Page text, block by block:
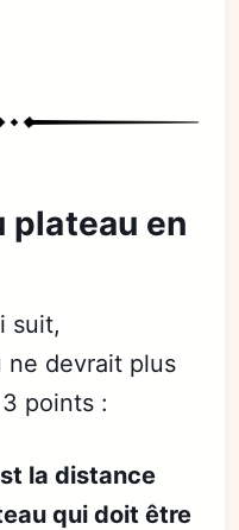
plateau en
suit,
ne devrait plus
points :
la distance
qui doit être